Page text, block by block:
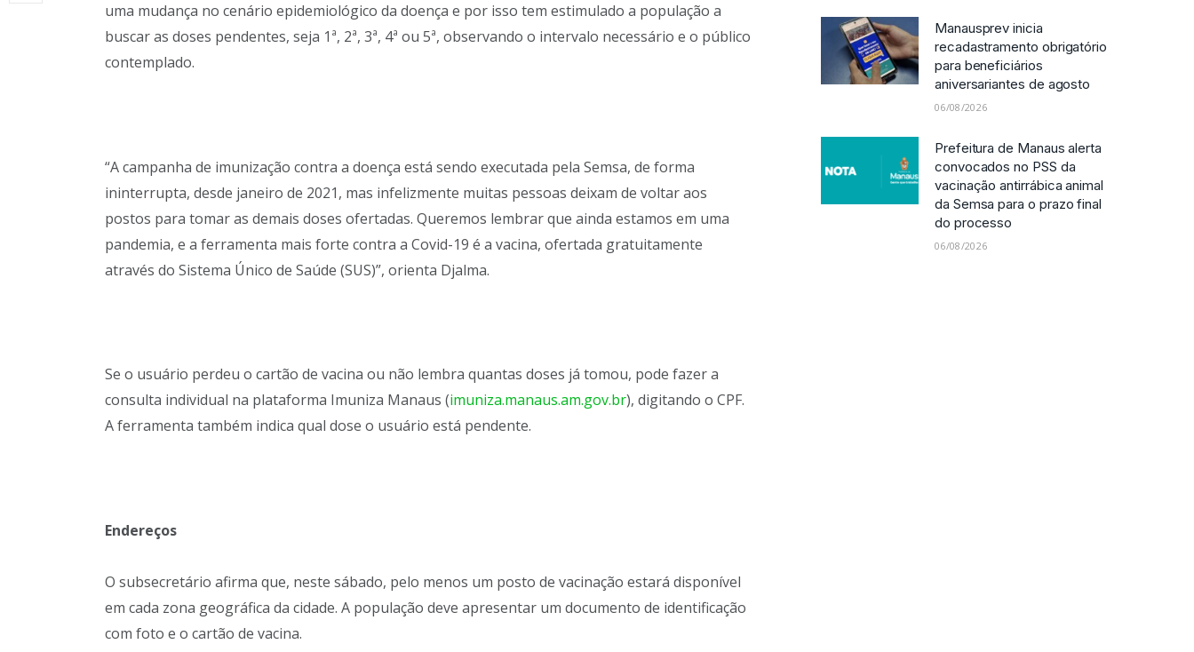
uma mudança no cenário epidemiológico da doença e por isso tem estimulado a população a
buscar as doses pendentes, seja 1ª, 2ª, 3ª, 4ª ou 5ª, observando o intervalo necessário e o público
contemplado.
“A campanha de imunização contra a doença está sendo executada pela Semsa, de forma
ininterrupta, desde janeiro de 2021, mas infelizmente muitas pessoas deixam de voltar aos
postos para tomar as demais doses ofertadas. Queremos lembrar que ainda estamos em uma
pandemia, e a ferramenta mais forte contra a Covid-19 é a vacina, ofertada gratuitamente
através do Sistema Único de Saúde (SUS)”, orienta Djalma.
Se o usuário perdeu o cartão de vacina ou não lembra quantas doses já tomou, pode fazer a
consulta individual na plataforma Imuniza Manaus (imuniza.manaus.am.gov.br), digitando o CPF.
A ferramenta também indica qual dose o usuário está pendente.
Endereços
O subsecretário afirma que, neste sábado, pelo menos um posto de vacinação estará disponível
em cada zona geográfica da cidade. A população deve apresentar um documento de identificação
com foto e o cartão de vacina.
Manausprev inicia
recadastramento obrigatório
para beneficiários
aniversariantes de agosto
06/08/2026
Prefeitura de Manaus alerta
convocados no PSS da
vacinação antirrábica animal
da Semsa para o prazo final
do processo
06/08/2026